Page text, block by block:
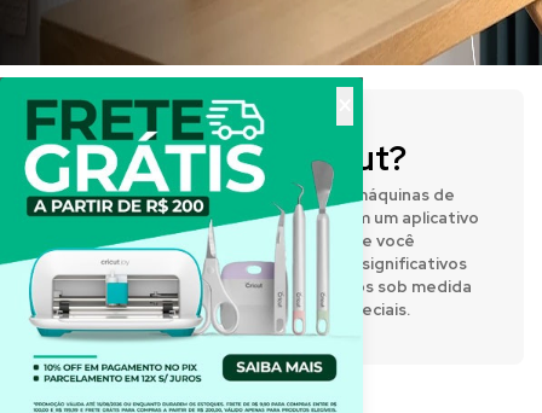
O que é a Cricut?
A Cricut® fabrica prensas térmicas e máquinas de
corte inteligentes que funcionam com um aplicativo
de design fácil de usar, permitindo que você
expresse sua criatividade e crie itens significativos
e personalizados. Desenvolva projetos sob medida
para o dia a dia e para momentos especiais.